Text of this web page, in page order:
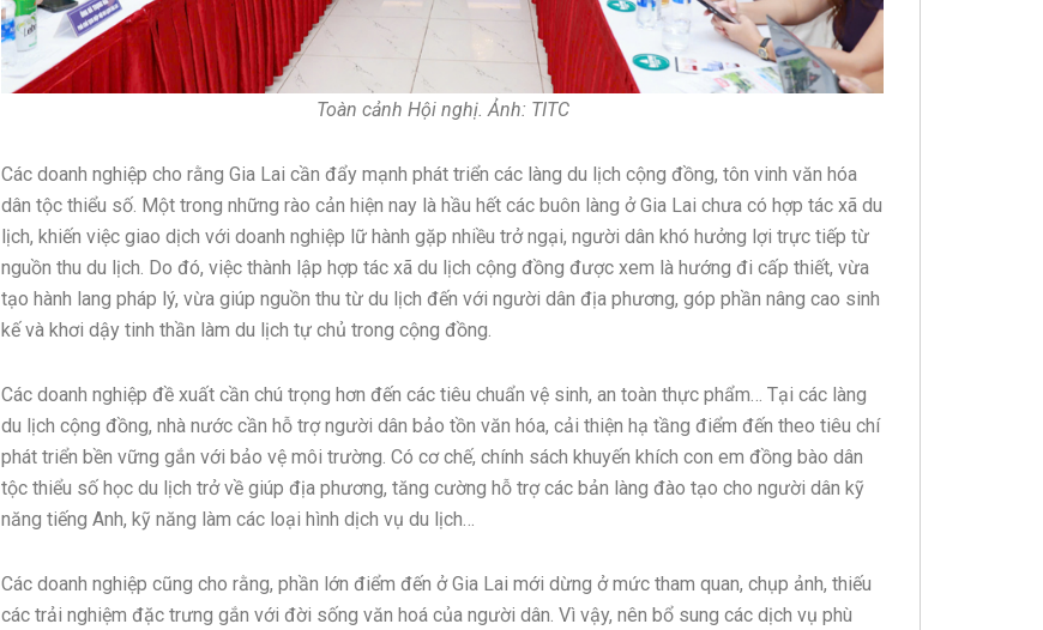
Toàn cảnh Hội nghị. Ảnh: TITC
Các doanh nghiệp cho rằng Gia Lai cần đẩy mạnh phát triển các làng du lịch cộng đồng, tôn vinh văn hóa
dân tộc thiểu số. Một trong những rào cản hiện nay là hầu hết các buôn làng ở Gia Lai chưa có hợp tác xã du
lịch, khiến việc giao dịch với doanh nghiệp lữ hành gặp nhiều trở ngại, người dân khó hưởng lợi trực tiếp từ
nguồn thu du lịch. Do đó, việc thành lập hợp tác xã du lịch cộng đồng được xem là hướng đi cấp thiết, vừa
tạo hành lang pháp lý, vừa giúp nguồn thu từ du lịch đến với người dân địa phương, góp phần nâng cao sinh
kế và khơi dậy tinh thần làm du lịch tự chủ trong cộng đồng.
Các doanh nghiệp đề xuất cần chú trọng hơn đến các tiêu chuẩn vệ sinh, an toàn thực phẩm… Tại các làng
du lịch cộng đồng, nhà nước cần hỗ trợ người dân bảo tồn văn hóa, cải thiện hạ tầng điểm đến theo tiêu chí
phát triển bền vững gắn với bảo vệ môi trường. Có cơ chế, chính sách khuyến khích con em đồng bào dân
tộc thiểu số học du lịch trở về giúp địa phương, tăng cường hỗ trợ các bản làng đào tạo cho người dân kỹ
năng tiếng Anh, kỹ năng làm các loại hình dịch vụ du lịch…
Các doanh nghiệp cũng cho rằng, phần lớn điểm đến ở Gia Lai mới dừng ở mức tham quan, chụp ảnh, thiếu
các trải nghiệm đặc trưng gắn với đời sống văn hoá của người dân. Vì vậy, nên bổ sung các dịch vụ phù